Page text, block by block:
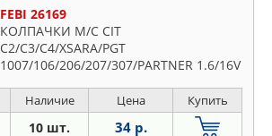
FEBI 26169
КОЛПАЧКИ М/С CIT
C2/C3/C4/XSARA/PGT
1007/106/206/207/307/PARTNER 1.6/16V
Наличие Цена Купить
10 шт. 34 р.